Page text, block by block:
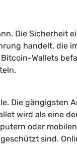
Die Sicherheit
handelt, die
Wallets
Die gängigsten
wird als eine
oder mobilen
sind.